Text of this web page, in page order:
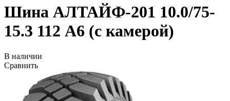
Шина АЛТАЙФ-201 10.0/75-
15.3 112 A6 (с камерой)
В наличии
Сравнить